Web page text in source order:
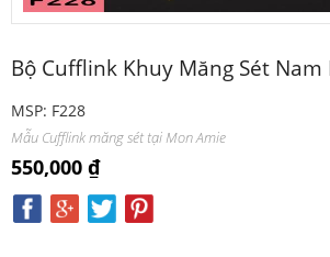
Bộ Cufflink Khuy Măng Sét Nam
MSP: F228
Mẫu Cufflink măng sét tại Mon Amie
550,000 ₫